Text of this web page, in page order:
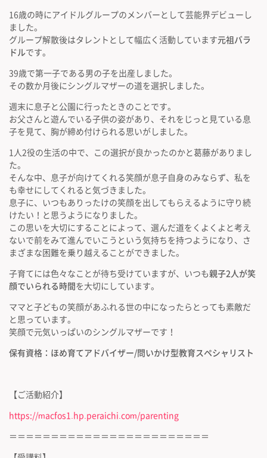
16歳の時にアイドルグループのメンバーとして芸能界デビューし
ました。
グループ解散後はタレントとして幅広く活動しています元祖バラ
ドルです。
39歳で第一子である男の子を出産しました。
その数か月後にシングルマザーの道を選択しました。
週末に息子と公園に行ったときのことです。
お父さんと遊んでいる子供の姿があり、それをじっと見ている息
子を見て、胸が締め付けられる思いがしました。
1人2役の生活の中で、この選択が良かったのかと葛藤がありまし
た。
そんな中、息子が向けてくれる笑顔が息子自身のみならず、私を
も幸せにしてくれると気づきました。
息子に、いつもありったけの笑顔を出してもらえるように守り続
けたい！と思うようになりました。
この思いを大切にすることによって、選んだ道をくよくよと考え
ないで前をみて進んでいこうという気持ちを持つようになり、さ
まざまな困難を乗り越えることができました。
子育てには色々なことが待ち受けていますが、いつも親子2人が笑
顔でいられる時間を大切にしています。
ママと子どもの笑顔があふれる世の中になったらとっても素敵だ
と思っています。
笑顔で元気いっぱいのシングルマザーです！
保有資格：ほめ育てアドバイザー/問いかけ型教育スペシャリスト
【ご活動紹介】
https://macfos1.hp.peraichi.com/parenting
＝＝＝＝＝＝＝＝＝＝＝＝＝＝＝＝＝＝＝＝＝＝＝＝